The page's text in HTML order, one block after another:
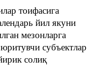
тоифасига
йил якуни
мезонларга
субъектлар
солиқ